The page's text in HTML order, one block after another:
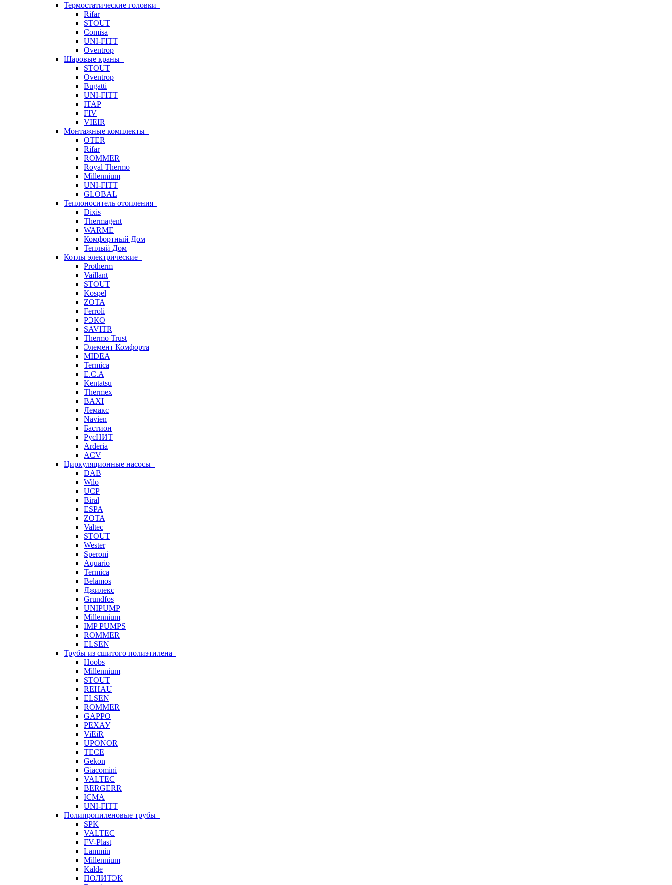
Термостатические головки
Rifar
STOUT
Comisa
UNI-FITT
Oventrop
Шаровые краны
STOUT
Oventrop
Bugatti
UNI-FITT
ITAP
FIV
VIEIR
Монтажные комплекты
OTER
Rifar
ROMMER
Royal Thermo
Millennium
UNI-FITT
GLOBAL
Теплоноситель отопления
Dixis
Thermagent
WARME
Комфортный Дом
Теплый Дом
Котлы электрические
Protherm
Vaillant
STOUT
Kospel
ZOTA
Ferroli
РЭКО
SAVITR
Thermo Trust
Элемент Комфорта
MIDEA
Termica
E.C.A
Kentatsu
Thermex
BAXI
Лемакс
Navien
Бастион
РусНИТ
Arderia
ACV
Циркуляционные насосы
DAB
Wilo
UCP
Biral
ESPA
ZOTA
Valtec
STOUT
Wester
Speroni
Aquario
Termica
Belamos
Джилекс
Grundfos
UNIPUMP
Millennium
IMP PUMPS
ROMMER
ELSEN
Трубы из сшитого полиэтилена
Hoobs
Millennium
STOUT
REHAU
ELSEN
ROMMER
GAPPO
РЕХАУ
ViEiR
UPONOR
TECE
Gekon
Giacomini
VALTEC
BERGERR
ICMA
UNI-FITT
Полипропиленовые трубы
SPK
VALTEC
FV-Plast
Lammin
Millennium
Kalde
ПОЛИТЭК